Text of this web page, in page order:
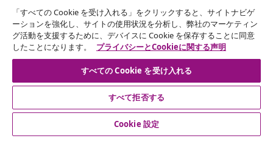
ビジネス・パートナーシップ
vidaXL
その他の情報
© 2008-2026 vidaXL. 当サイトは、vidaXL合同会社が運営してい
「すべての Cookie を受け入れる」をクリックすると、サイトナビゲ
ーションを強化し、サイトの使用状況を分析し、弊社のマーケティン
グ活動を支援するために、デバイスに Cookie を保存することに同意
したことになります。
プライバシーとCookieに関する声明
すべての Cookie を受け入れる
すべて拒否する
Cookie 設定